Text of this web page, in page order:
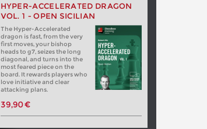
HYPER-ACCELERATED DRAGON
VOL. 1 - OPEN SICILIAN
The Hyper-Accelerated
dragon is fast, from the very
first moves, your bishop
heads to g7, seizes the long
diagonal, and turns into the
most feared piece on the
board. It rewards players who
love initiative and clear
attacking plans.
39,90 €